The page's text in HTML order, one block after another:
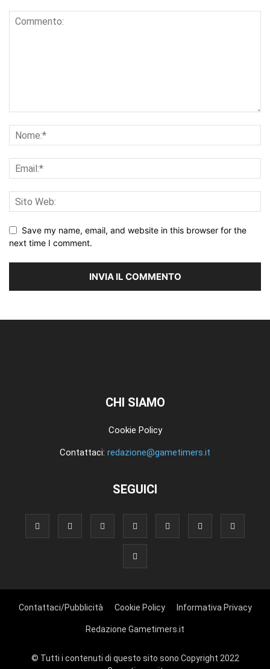
Save my name, email, and website in this browser for the
next time I comment.
CHI SIAMO
Cookie Policy
Contattaci: redazione@gametimers.it
SEGUICI
Contattaci/Pubblicità Cookie Policy Informativa Privacy
Redazione Gametimers.it
© Tutti i contenuti di questo sito sono Copyright 2022